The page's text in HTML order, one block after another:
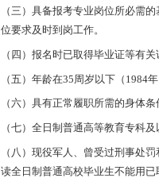
（三）具备报考专业岗位所必需
位要求及时到岗工作。
（四）报名时已取得毕业证等有关
（五）年龄在35周岁以下（1984
（六）具有正常履职所需的身体条
（七）全日制普通高等教育专科
（八）现役军人、曾受过刑事处
读全日制普通高校毕业生不能用已